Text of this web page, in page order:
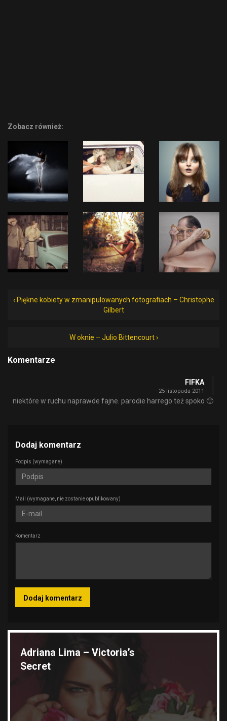
Zobacz również:
‹ Piękne kobiety w zmanipulowanych fotografiach – Christophe
Gilbert
W oknie – Julio Bittencourt ›
Komentarze
FIFKA
25 listopada 2011
niektóre w ruchu naprawde fajne. parodie harrego też spoko 🙂
Dodaj komentarz
Podpis (wymagane)
Mail (wymagane, nie zostanie opublikowany)
Komentarz
Adriana Lima – Victoria’s
Secret